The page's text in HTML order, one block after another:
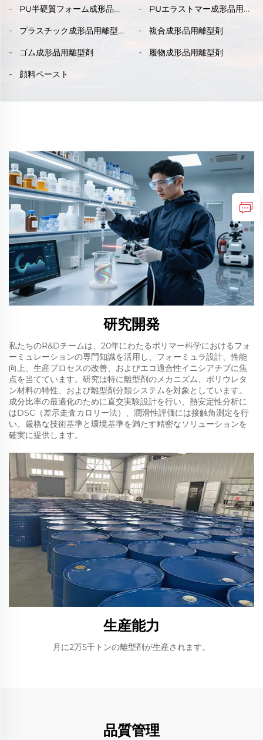
PU半硬質フォーム成形品用
PUエラストマー成形品用離
プラスチック成形品用離型
複合成形品用離型剤
ゴム成形品用離型剤 履物成形品用離型剤
顔料ペースト
研究開発
私たちのR&Dチームは、20年にわたるポリマー科学におけるフォ
ーミュレーションの専門知識を活用し、フォーミュラ設計、性能
向上、生産プロセスの改善、およびエコ適合性イニシアチブに焦
点を当てています。研究は特に離型剤のメカニズム、ポリウレタ
ン材料の特性、および離型剤分類システムを対象としています。
成分比率の最適化のために直交実験設計を行い、熱安定性分析に
はDSC（差示走査カロリー法）、潤滑性評価には接触角測定を行
い、厳格な技術基準と環境基準を満たす精密なソリューションを
確実に提供します。
生産能力
月に2万5千トンの離型剤が生産されます。
品質管理